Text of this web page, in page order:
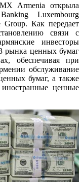
Armenia открыла
Luxembourg
Group. Как передает
связи с
инвесторы
рынка ценных бумаг
обеспечивая при
обслуживание
бумаг, а также
иностранные ценные